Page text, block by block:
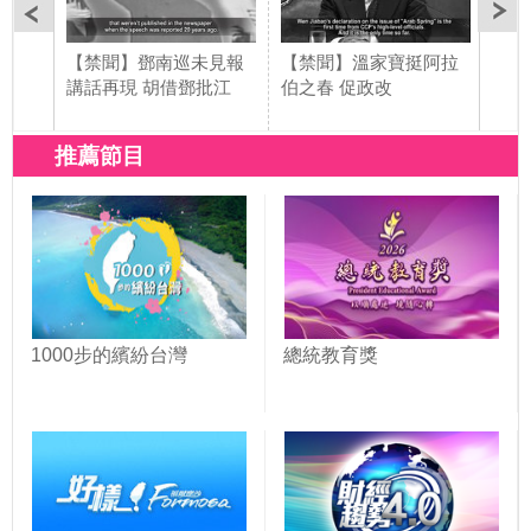
【禁聞】鄧南巡未見報
講話再現 胡借鄧批江
【禁聞】溫家寶挺阿拉
伯之春 促政改
推薦節目
1000步的繽紛台灣 總統教育獎